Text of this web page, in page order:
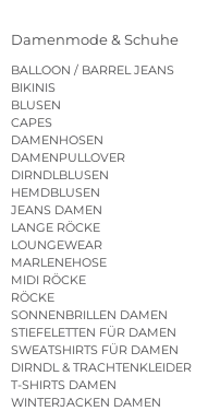
Damenmode & Schuhe
BALLOON / BARREL JEANS
BIKINIS
BLUSEN
CAPES
DAMENHOSEN
DAMENPULLOVER
DIRNDLBLUSEN
HEMDBLUSEN
JEANS DAMEN
LANGE RÖCKE
LOUNGEWEAR
MARLENEHOSE
MIDI RÖCKE
RÖCKE
SONNENBRILLEN DAMEN
STIEFELETTEN FÜR DAMEN
SWEATSHIRTS FÜR DAMEN
DIRNDL & TRACHTENKLEIDER
T-SHIRTS DAMEN
WINTERJACKEN DAMEN